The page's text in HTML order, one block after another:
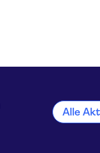
Alle